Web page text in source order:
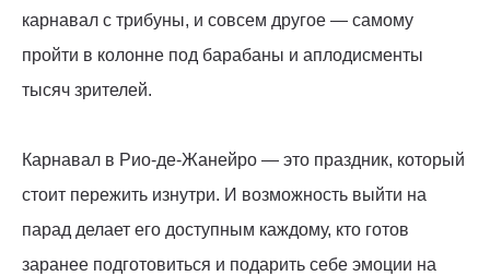
карнавал с трибуны, и совсем другое — самому
пройти в колонне под барабаны и аплодисменты
тысяч зрителей.
Карнавал в Рио-де-Жанейро — это праздник, который
стоит пережить изнутри. И возможность выйти на
парад делает его доступным каждому, кто готов
заранее подготовиться и подарить себе эмоции на